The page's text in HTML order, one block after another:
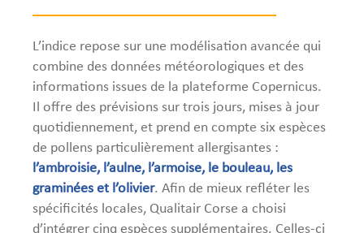
L’indice repose sur une modélisation avancée qui
combine des données météorologiques et des
informations issues de la plateforme Copernicus.
Il offre des prévisions sur trois jours, mises à jour
quotidiennement, et prend en compte six espèces
de pollens particulièrement allergisantes :
l’ambroisie, l’aulne, l’armoise, le bouleau, les
graminées et l’olivier. Afin de mieux refléter les
spécificités locales, Qualitair Corse a choisi
d’intégrer cinq espèces supplémentaires. Celles-ci